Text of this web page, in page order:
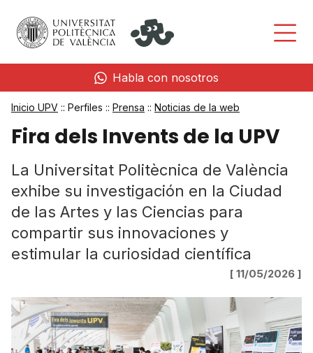
Habla con nosotros
Inicio UPV :: Perfiles :: Prensa :: Noticias de la web
Fira dels Invents de la UPV
La Universitat Politècnica de València
exhibe su investigación en la Ciudad
de las Artes y las Ciencias para
compartir sus innovaciones y
estimular la curiosidad científica
[ 11/05/2026 ]